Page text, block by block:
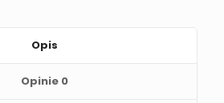
Opis
Opinie 0